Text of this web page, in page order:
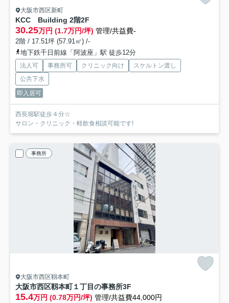
大阪市西区新町
KCC Building 2階2F
30.25万円 (1.7万円/坪) 管理/共益費-
2階 / 17.51坪 (57.91㎡) /-
地下鉄千日前線「阿波座」駅 徒歩12分
法人可 事務所可 クリニック向け
スケルトン渡し
公共下水
即入居可
西長堀駅徒歩４分☆
サロン・クリニック・軽飲食相談可能です!
事務所
大阪市西区靱本町
大阪市西区靱本町１丁目の事務所3F
15.4万円 (0.78万円/坪) 管理/共益費44,000円